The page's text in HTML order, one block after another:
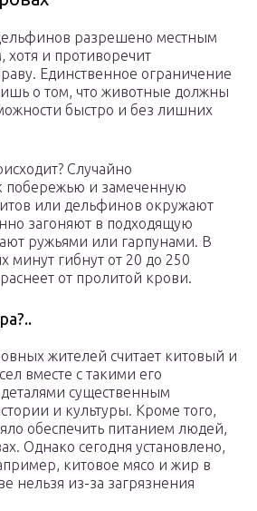
разрешено местным
хотя и противоречит
Единственное ограничение
о том, что животные должны
быстро и без лишних
Случайно
побережью и замеченную
или дельфинов окружают
загоняют в подходящую
ружьями или гарпунами. В
минут гибнут от 20 до 250
от пролитой крови.
жителей считает китовый и
вместе с такими его
существенным
и культуры. Кроме того,
обеспечить питанием людей,
Однако сегодня установлено,
китовое мясо и жир в
нельзя из-за загрязнения